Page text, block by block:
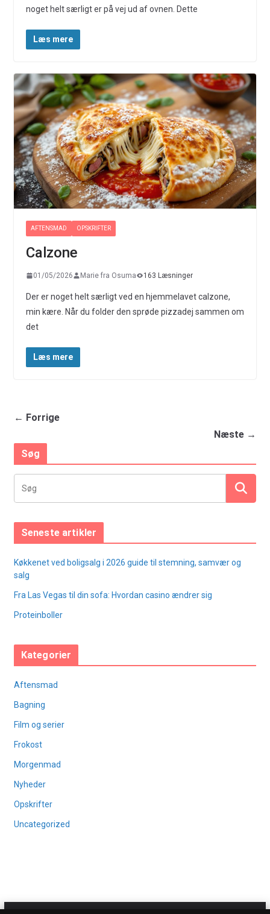
noget helt særligt er på vej ud af ovnen. Dette
Læs mere
AFTENSMAD OPSKRIFTER
Calzone
01/05/2026 Marie fra Osuma 163 Læsninger
Der er noget helt særligt ved en hjemmelavet calzone,
min kære. Når du folder den sprøde pizzadej sammen om
det
Læs mere
← Forrige
Næste →
Søg
Seneste artikler
Køkkenet ved boligsalg i 2026 guide til stemning, samvær og
salg
Fra Las Vegas til din sofa: Hvordan casino ændrer sig
Proteinboller
Kategorier
Aftensmad
Bagning
Film og serier
Frokost
Morgenmad
Nyheder
Opskrifter
Uncategorized